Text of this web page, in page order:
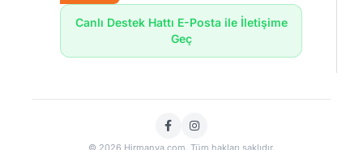
Canlı Destek Hattı E-Posta ile İletişime
Geç